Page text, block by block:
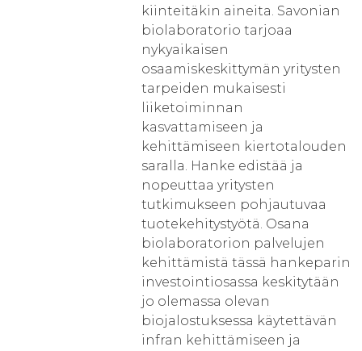
kiinteitäkin aineita. Savonian
biolaboratorio tarjoaa
nykyaikaisen
osaamiskeskittymän yritysten
tarpeiden mukaisesti
liiketoiminnan
kasvattamiseen ja
kehittämiseen kiertotalouden
saralla. Hanke edistää ja
nopeuttaa yritysten
tutkimukseen pohjautuvaa
tuotekehitystyötä. Osana
biolaboratorion palvelujen
kehittämistä tässä hankeparin
investointiosassa keskitytään
jo olemassa olevan
biojalostuksessa käytettävän
infran kehittämiseen ja